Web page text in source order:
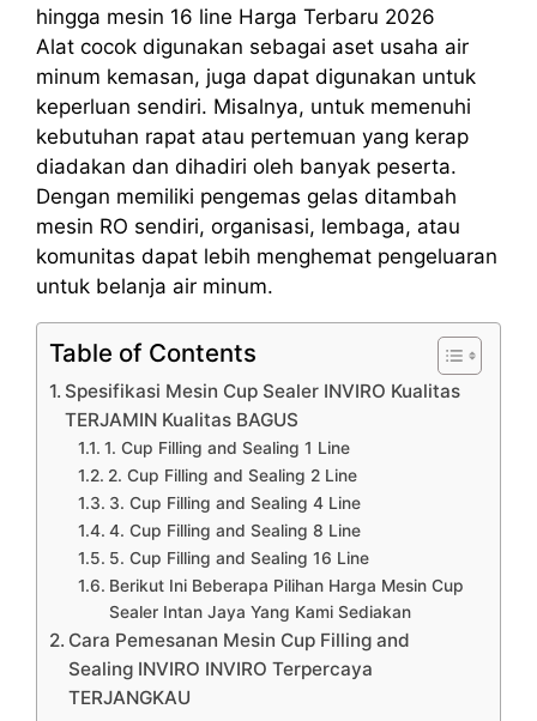
hingga mesin 16 line Harga Terbaru 2026
Alat cocok digunakan sebagai aset usaha air
minum kemasan, juga dapat digunakan untuk
keperluan sendiri. Misalnya, untuk memenuhi
kebutuhan rapat atau pertemuan yang kerap
diadakan dan dihadiri oleh banyak peserta.
Dengan memiliki pengemas gelas ditambah
mesin RO sendiri, organisasi, lembaga, atau
komunitas dapat lebih menghemat pengeluaran
untuk belanja air minum.
Table of Contents
Spesifikasi Mesin Cup Sealer INVIRO Kualitas
TERJAMIN Kualitas BAGUS
1. Cup Filling and Sealing 1 Line
2. Cup Filling and Sealing 2 Line
3. Cup Filling and Sealing 4 Line
4. Cup Filling and Sealing 8 Line
5. Cup Filling and Sealing 16 Line
Berikut Ini Beberapa Pilihan Harga Mesin Cup
Sealer Intan Jaya Yang Kami Sediakan
Cara Pemesanan Mesin Cup Filling and
Sealing INVIRO INVIRO Terpercaya
TERJANGKAU